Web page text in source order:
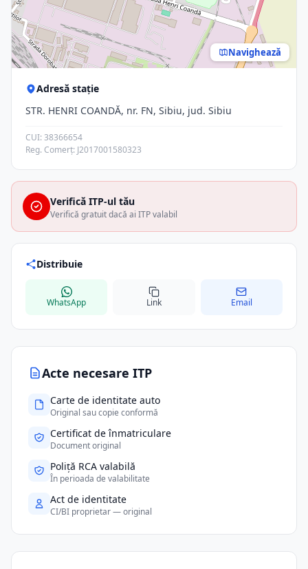
Acte necesare ITP
Carte de identitate auto
Original sau copie conformă
Certificat de înmatriculare
Document original
Poliță RCA valabilă
În perioada de valabilitate
Act de identitate
CI/BI proprietar — original
Navighează
Adresă stație
STR. HENRI COANDĂ, nr. FN, Sibiu, jud. Sibiu
CUI: 38366654
Reg. Comerț: J2017001580323
Verifică ITP-ul tău
Verifică gratuit dacă ai ITP valabil
Distribuie
WhatsApp Link Email